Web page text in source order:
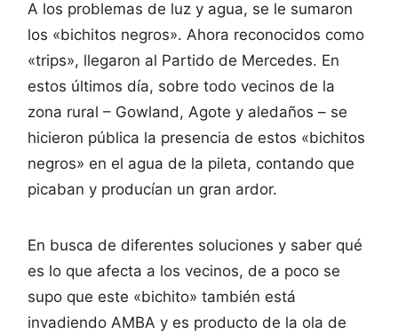
A los problemas de luz y agua, se le sumaron
los «bichitos negros». Ahora reconocidos como
«trips», llegaron al Partido de Mercedes. En
estos últimos día, sobre todo vecinos de la
zona rural – Gowland, Agote y aledaños – se
hicieron pública la presencia de estos «bichitos
negros» en el agua de la pileta, contando que
picaban y producían un gran ardor.
En busca de diferentes soluciones y saber qué
es lo que afecta a los vecinos, de a poco se
supo que este «bichito» también está
invadiendo AMBA y es producto de la ola de